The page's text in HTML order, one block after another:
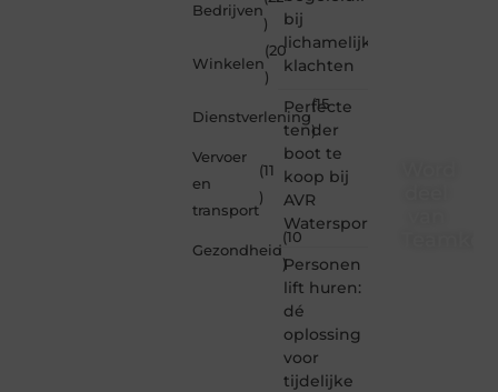
Bedrijven
)
Winkelen
(20
)
Dienstverlening
(15
)
Vervoer
en
transport
(11
)
Gezondheid
(10
)
bij
lichamelijke
klachten
Perfecte
tender
boot te
koop bij
AVR
Watersport
Personen
lift huren:
dé
oplossing
voor
tijdelijke